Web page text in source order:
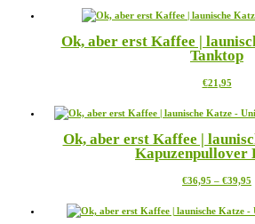
weist
auf.
auf
Ok, aber erst Kaffee |
Tanktop
€21,95Dieses
weist
auf.
auf
Ok, aber erst Kaffee |
Kapuzenpullover
€36,95 – €39,95